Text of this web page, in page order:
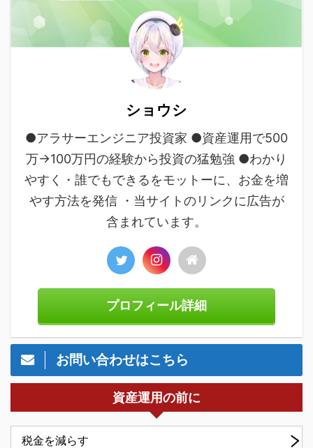
ショウシ
●アラサーエンジニア投資家 ●資産運用で500
万→100万円の経験から投資の猛勉強 ●わかり
やすく・誰でもできるをモットーに、お金を増
やす方法を発信 ・当サイトのリンクに広告が
含まれています。
プロフィール詳細
お問い合わせはこちら
資産運用の前に
税金を減らす